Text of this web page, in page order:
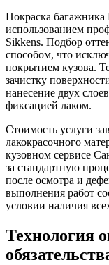
Покраска
использованием
Sikkens. Подбор
способом, что
покрытием кузова.
зачистку
нанесение двух
фиксацией лаком.
Стоимость услуги
лакокрасочного
кузовном сервисе
за стандартную
после осмотра и
выполнения работ
условии наличия
Технология